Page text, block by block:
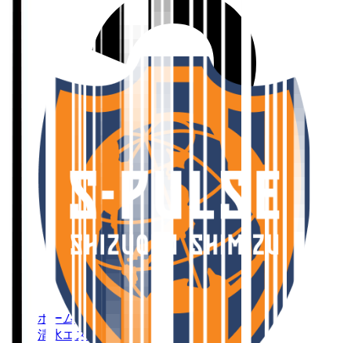
ホーム >
清水エスパルス